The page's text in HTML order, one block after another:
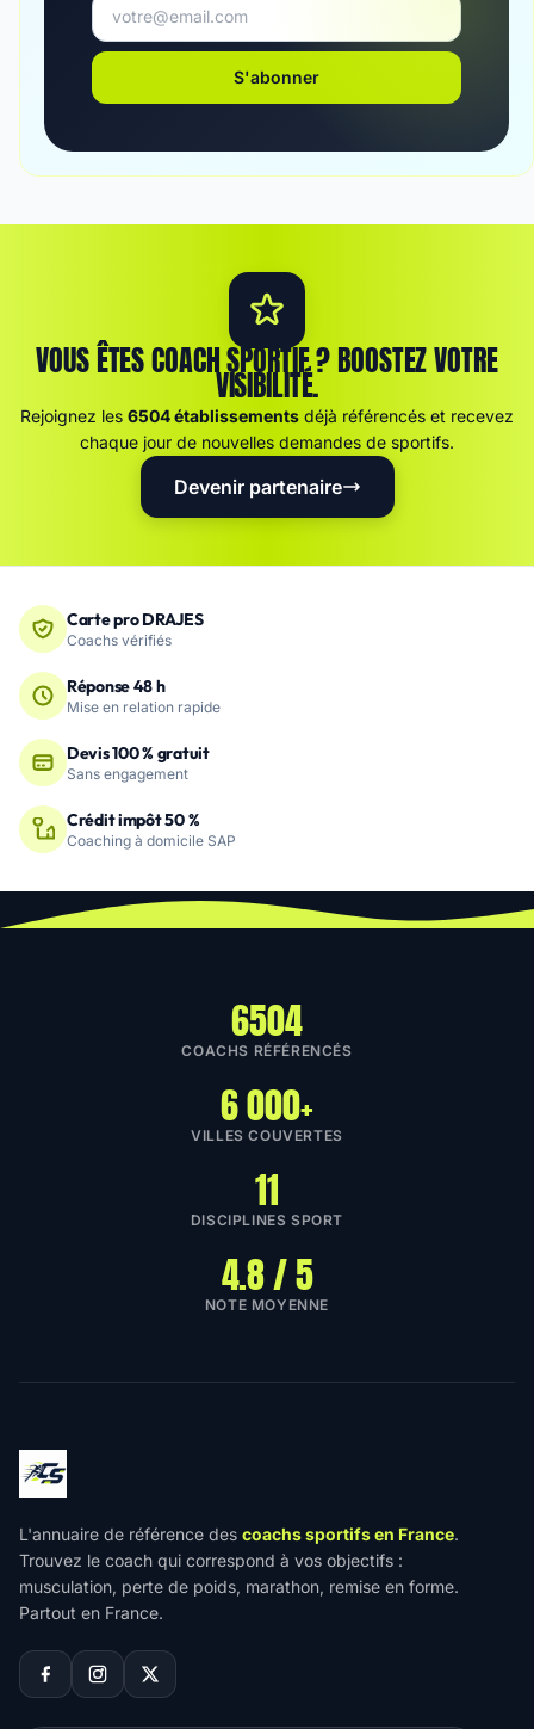
S'abonner
VOUS ÊTES COACH SPORTIF ? BOOSTEZ VOTRE
VISIBILITÉ.
Rejoignez les 6504 établissements déjà référencés et recevez
chaque jour de nouvelles demandes de sportifs.
Devenir partenaire
Carte pro DRAJES
Coachs vérifiés
Réponse 48 h
Mise en relation rapide
Devis 100 % gratuit
Sans engagement
Crédit impôt 50 %
Coaching à domicile SAP
6504
COACHS RÉFÉRENCÉS
6 000+
VILLES COUVERTES
11
DISCIPLINES SPORT
4.8 / 5
NOTE MOYENNE
L'annuaire de référence des coachs sportifs en France.
Trouvez le coach qui correspond à vos objectifs :
musculation, perte de poids, marathon, remise en forme.
Partout en France.